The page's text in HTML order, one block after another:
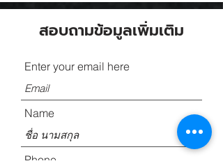
สอบถามข้อมูลเพิ่มเติม
Enter your email here
Name
Phone